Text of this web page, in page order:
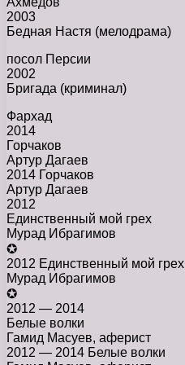
2003
Бедная Настя (мелодрама)
посол Персии
2002
Бригада (криминал)
Фархад
2014
Горчаков
Артур Дагаев
2014 Горчаков
Артур Дагаев
2012
Единственный мой грех
Мурад Ибрагимов
✪
2012 Единственный мой грех
Мурад Ибрагимов
✪
2012 — 2014
Белые волки
Гамид Масуев, аферист
2012 — 2014 Белые волки